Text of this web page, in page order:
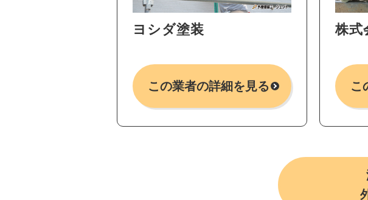
ヨシダ塗装
この業者の詳細を見る
株式
こ